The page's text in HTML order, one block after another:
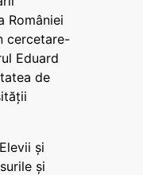
României
cercetare-
Eduard
de
și
și